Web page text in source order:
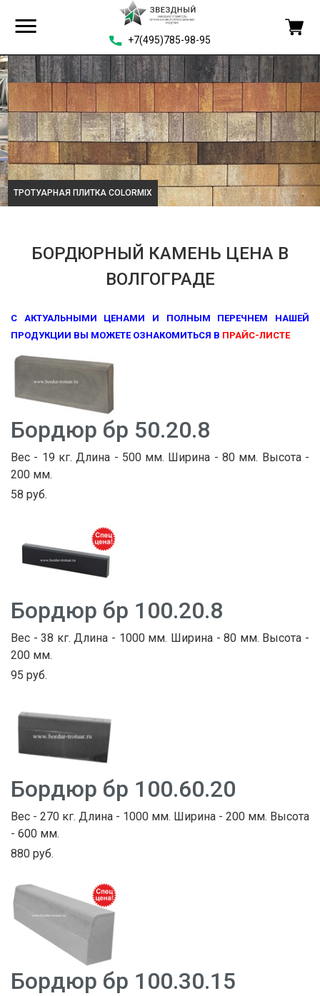
+7(495)785-98-95
ТРОТУАРНАЯ ПЛИТКА COLORMIX
БОРДЮРНЫЙ КАМЕНЬ ЦЕНА В
ВОЛГОГРАДЕ
С АКТУАЛЬНЫМИ ЦЕНАМИ И ПОЛНЫМ ПЕРЕЧНЕМ НАШЕЙ
ПРОДУКЦИИ ВЫ МОЖЕТЕ ОЗНАКОМИТЬСЯ В ПРАЙС-ЛИСТЕ
Бордюр бр 50.20.8
Вес - 19 кг. Длина - 500 мм. Ширина - 80 мм. Высота -
200 мм.
58 руб.
Бордюр бр 100.20.8
Вес - 38 кг. Длина - 1000 мм. Ширина - 80 мм. Высота -
200 мм.
95 руб.
Бордюр бр 100.60.20
Вес - 270 кг. Длина - 1000 мм. Ширина - 200 мм. Высота
- 600 мм.
880 руб.
Бордюр бр 100.30.15